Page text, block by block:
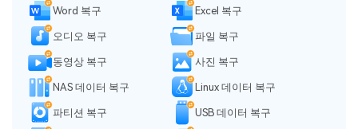
Word 복구 Excel 복구
오디오 복구 파일 복구
동영상 복구 사진 복구
NAS 데이터 복구 Linux 데이터 복구
파티션 복구 USB 데이터 복구